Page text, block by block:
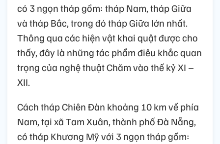
có 3 ngọn tháp gồm: tháp Nam, tháp Giữa
và tháp Bắc, trong đó tháp Giữa lớn nhất.
Thông qua các hiện vật khai quật được cho
thấy, đây là những tác phẩm điêu khắc quan
trọng của nghệ thuật Chăm vào thế kỷ XI –
XII.
Cách tháp Chiên Đàn khoảng 10 km về phía
Nam, tại xã Tam Xuân, thành phố Đà Nẵng,
có tháp Khương Mỹ với 3 ngọn tháp gồm: